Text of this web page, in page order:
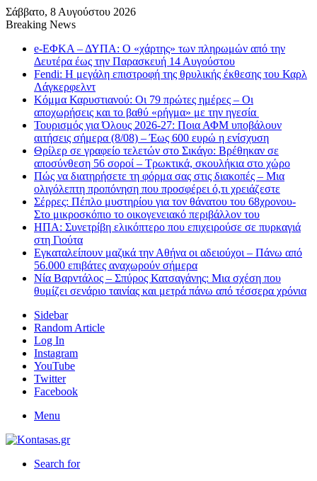
Σάββατο, 8 Αυγούστου 2026
Breaking News
e-ΕΦΚΑ – ΔΥΠΑ: Ο «χάρτης» των πληρωμών από την
Δευτέρα έως την Παρασκευή 14 Αυγούστου
Fendi: Η μεγάλη επιστροφή της θρυλικής έκθεσης του Καρλ
Λάγκερφελντ
Κόμμα Καρυστιανού: Οι 79 πρώτες ημέρες – Οι
αποχωρήσεις και το βαθύ «ρήγμα» με την ηγεσία
Τουρισμός για Όλους 2026-27: Ποια ΑΦΜ υποβάλουν
αιτήσεις σήμερα (8/08) – Έως 600 ευρώ η ενίσχυση
Θρίλερ σε γραφείο τελετών στο Σικάγο: Βρέθηκαν σε
αποσύνθεση 56 σοροί – Τρωκτικά, σκουλήκια στο χώρο
Πώς να διατηρήσετε τη φόρμα σας στις διακοπές – Μια
ολιγόλεπτη προπόνηση που προσφέρει ό,τι χρειάζεστε
Σέρρες: Πέπλο μυστηρίου για τον θάνατου του 68χρονου-
Στο μικροσκόπιο το οικογενειακό περιβάλλον του
ΗΠΑ: Συνετρίβη ελικόπτερο που επιχειρούσε σε πυρκαγιά
στη Γιούτα
Εγκαταλείπουν μαζικά την Αθήνα οι αδειούχοι – Πάνω από
56.000 επιβάτες αναχωρούν σήμερα
Νία Βαρντάλος – Σπύρος Κατσαγάνης: Μια σχέση που
θυμίζει σενάριο ταινίας και μετρά πάνω από τέσσερα χρόνια
Sidebar
Random Article
Log In
Instagram
YouTube
Twitter
Facebook
Menu
Search for